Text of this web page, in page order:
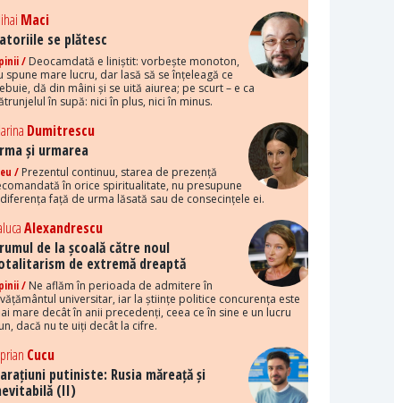
Maci
se plătesc
/ Deocamdată e liniștit: vorbește monoton,
spune mare lucru, dar lasă să se înțeleagă ce
dă din mâini și se uită aiurea; pe scurt – e ca
în supă: nici în plus, nici în minus.
Dumitrescu
și urmarea
/ Prezentul continuu, starea de prezență
în orice spiritualitate, nu presupune
față de urma lăsată sau de consecințele ei.
Alexandrescu
de la școală către noul
de extremă dreaptă
/ Ne aflăm în perioada de admitere în
universitar, iar la științe politice concurența este
mare decât în anii precedenți, ceea ce în sine e un lucru
dacă nu te uiți decât la cifre.
Cucu
putiniste: Rusia măreață și
(II)